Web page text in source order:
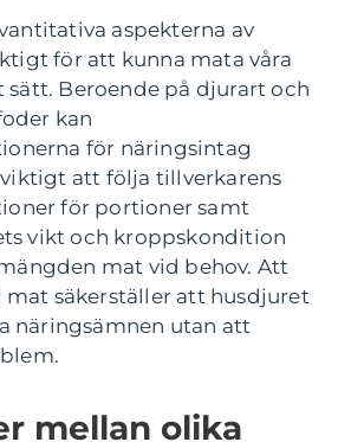
aspekterna av
för att kunna mata våra
sätt. Beroende på djurart och
kan
för näringsintag
viktigt att följa tillverkarens
för portioner samt
vikt och kroppskondition
mat vid behov. Att
säkerställer att husdjuret
näringsämnen utan att
mellan olika